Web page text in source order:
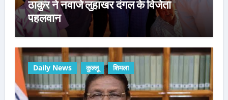
ठाकुर ने नवाजे लुहाखर दंगल के विजेता
पहलवान
Daily News कुल्लू शिमला